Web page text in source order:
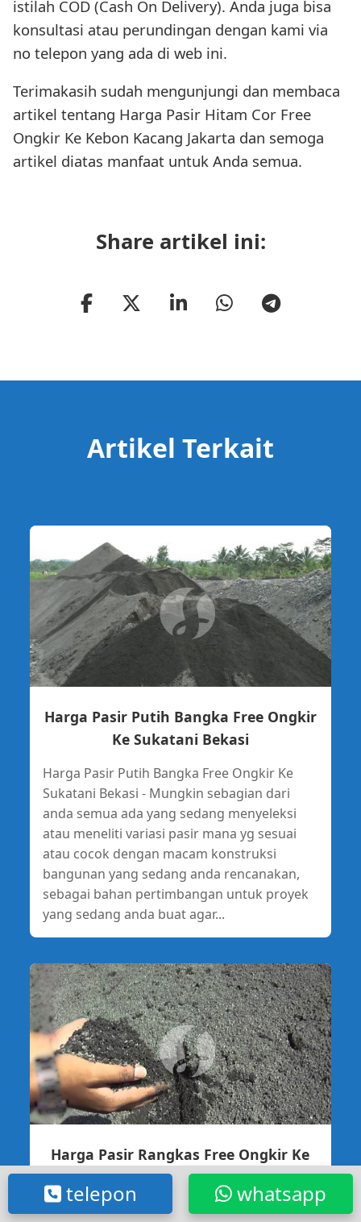
istilah COD (Cash On Delivery). Anda juga bisa
konsultasi atau perundingan dengan kami via
no telepon yang ada di web ini.
Terimakasih sudah mengunjungi dan membaca
artikel tentang Harga Pasir Hitam Cor Free
Ongkir Ke Kebon Kacang Jakarta dan semoga
artikel diatas manfaat untuk Anda semua.
Share artikel ini:
Artikel Terkait
Harga Pasir Putih Bangka Free Ongkir
Ke Sukatani Bekasi
Harga Pasir Putih Bangka Free Ongkir Ke
Sukatani Bekasi - Mungkin sebagian dari
anda semua ada yang sedang menyeleksi
atau meneliti variasi pasir mana yg sesuai
atau cocok dengan macam konstruksi
bangunan yang sedang anda rencanakan,
sebagai bahan pertimbangan untuk proyek
yang sedang anda buat agar...
Harga Pasir Rangkas Free Ongkir Ke
Kotabaru Karawang
Harga Pasir Rangkas Free Ongkir Ke
whatsapp
telepon